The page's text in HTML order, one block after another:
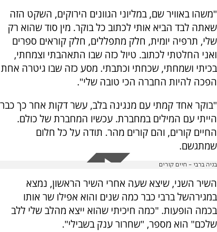
"משהו באוויר שם, במליוני הגוונים הירוקים, השקט הזה
שאתה לבד הביא אותי לכתוב כל בוקר. מין סוד שהוא רק
שלי, תרפיה יומית, חלק מתפללים, חלק קוראים ספרים
ואני החלטתי לכתוב. טיול כזה שבו התאהבתי וצמחתי,
בכיתי ושמחתי, שכחתי וכתבתי. מסע כזה שבו גיטרה אחת
הפכה להיות החברה הכי טובה שלי".
"בוקר אחד קמתי עם מנגינה בלב, עשר דקות אחר כך כבר
הייתי עם המילים במחברת. עכשיו המחברת של כולם.
החיים קורים, והם קורים מהר. תודה על כל חלום
שמתגשם.
בניה ברבי - חיים קורים
השיר השני, שיצא שעה אחרי השיר הראשון, נמצא
במגירהשל ברבי כבר כמה שנים והוא אפילו שר אותו
בכמה הופעות. "כמה חיכיתי שהוא ייצא מהלב שלי ללב
שלכם" הוא מספר, "שחרור ענק בשבילי".